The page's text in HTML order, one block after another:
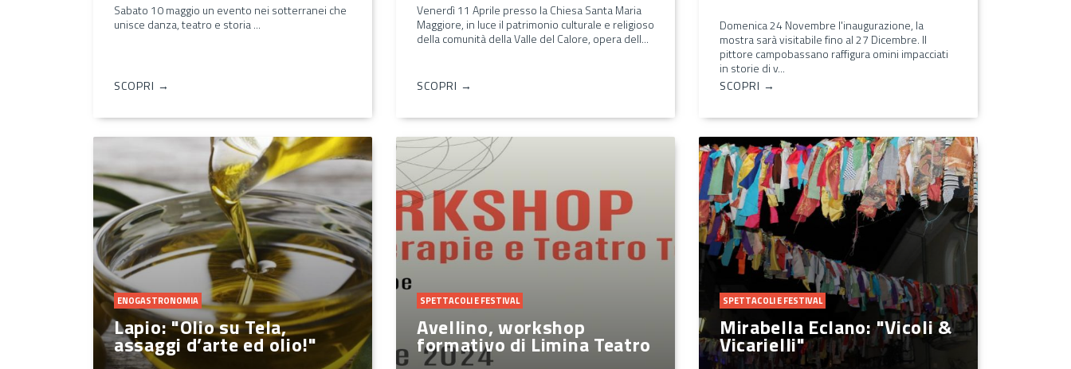
Sabato 10 maggio un evento nei sotterranei che
unisce danza, teatro e storia ...
SCOPRI →
Venerdì 11 Aprile presso la Chiesa Santa Maria
Maggiore, in luce il patrimonio culturale e religioso
della comunità della Valle del Calore, opera dell...
SCOPRI →
Domenica 24 Novembre l'inaugurazione, la
mostra sarà visitabile fino al 27 Dicembre. Il
pittore campobassano raffigura omini impacciati
in storie di v...
SCOPRI →
ENOGASTRONOMIA
Lapio: "Olio su Tela,
assaggi d’arte ed olio!"
SPETTACOLI E FESTIVAL
Avellino, workshop
formativo di Limina Teatro
SPETTACOLI E FESTIVAL
Mirabella Eclano: "Vicoli &
Vicarielli"